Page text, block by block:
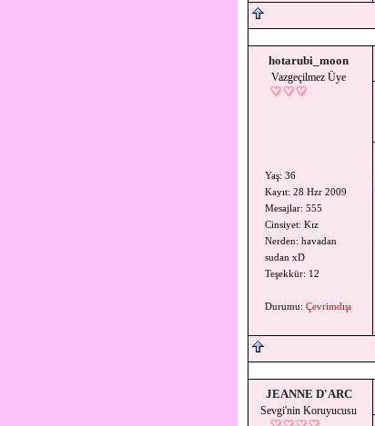
hotarubi_moon
Vazgeçilmez Üye
Yaş: 36
Kayıt: 28 Hzr 2009
Mesajlar: 555
Cinsiyet: Kız
Nerden: havadan
sudan xD
Teşekkür: 12
Durumu: Çevrimdışı
JEANNE D'ARC
Sevgi'nin Koruyucusu